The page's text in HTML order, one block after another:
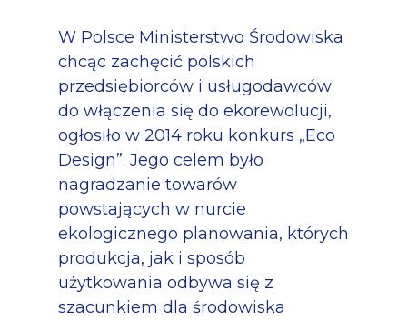
W Polsce Ministerstwo Środowiska
chcąc zachęcić polskich
przedsiębiorców i usługodawców
do włączenia się do ekorewolucji,
ogłosiło w 2014 roku konkurs „Eco
Design”. Jego celem było
nagradzanie towarów
powstających w nurcie
ekologicznego planowania, których
produkcja, jak i sposób
użytkowania odbywa się z
szacunkiem dla środowiska